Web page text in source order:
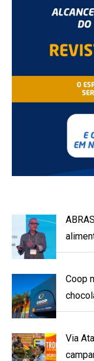
Coop
Via